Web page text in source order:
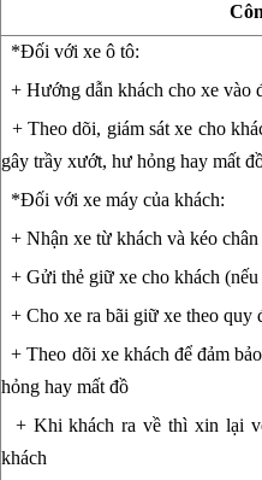
*Đối với xe ô tô:
+ Hướng dẫn khách cho xe vào
+ Theo dõi, giám sát xe cho
gây trầy xướt, hư hỏng hay mất
*Đối với xe máy của khách:
+ Nhận xe từ khách và kéo
+ Gửi thẻ giữ xe cho khách (nếu
+ Cho xe ra bãi giữ xe theo quy
+ Theo dõi xe khách để đảm
hỏng hay mất đồ
+ Khi khách ra về thì xin lại
khách